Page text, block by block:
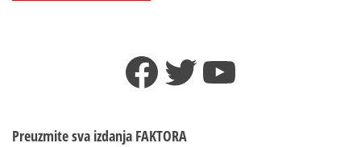
Facebook
TwitterYouTube
Preuzmite sva izdanja FAKTORA